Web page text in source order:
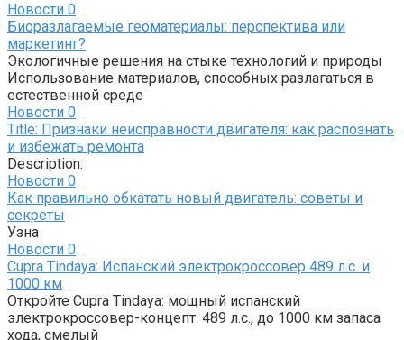
Новости 0
Биоразлагаемые геоматериалы: перспектива или
маркетинг?
Экологичные решения на стыке технологий и природы
Использование материалов, способных разлагаться в
естественной среде
Новости 0
Title: Признаки неисправности двигателя: как распознать
и избежать ремонта
Description:
Новости 0
Как правильно обкатать новый двигатель: советы и
секреты
Узна
Новости 0
Cupra Tindaya: Испанский электрокроссовер 489 л.с. и
1000 км
Откройте Cupra Tindaya: мощный испанский
электрокроссовер-концепт. 489 л.с., до 1000 км запаса
хода, смелый